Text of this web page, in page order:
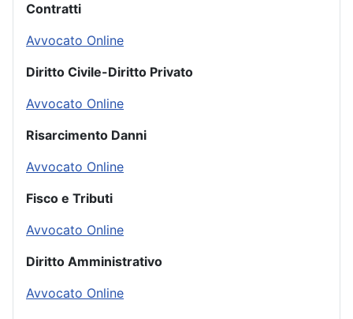
Contratti
Avvocato Online
Diritto Civile-Diritto Privato
Avvocato Online
Risarcimento Danni
Avvocato Online
Fisco e Tributi
Avvocato Online
Diritto Amministrativo
Avvocato Online